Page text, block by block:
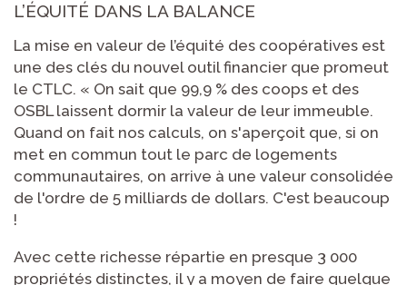
L’ÉQUITÉ DANS LA BALANCE
La mise en valeur de l’équité des coopératives est
une des clés du nouvel outil financier que promeut
le CTLC. « On sait que 99,9 % des coops et des
OSBL laissent dormir la valeur de leur immeuble.
Quand on fait nos calculs, on s'aperçoit que, si on
met en commun tout le parc de logements
communautaires, on arrive à une valeur consolidée
de l'ordre de 5 milliards de dollars. C'est beaucoup
!
Avec cette richesse répartie en presque 3 000
propriétés distinctes, il y a moyen de faire quelque